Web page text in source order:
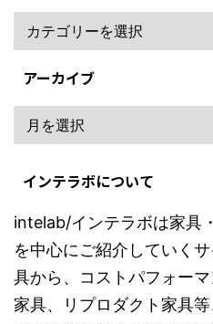
アーカイブ
インテラボについて
intelab/インテラボは家具
を中心にご紹介していく
具から、コストパフォー
家具、リプロダクト家具